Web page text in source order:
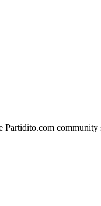
community